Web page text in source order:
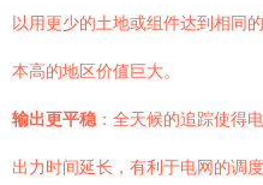
以用更少的土地或组件达到相同
本高的地区价值巨大。
输出更平稳 ：全天候的追踪使得
出力时间延长，有利于电网的调度